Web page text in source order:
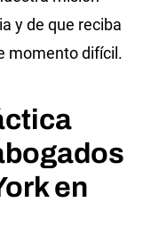
y de que reciba
momento difícil.
en